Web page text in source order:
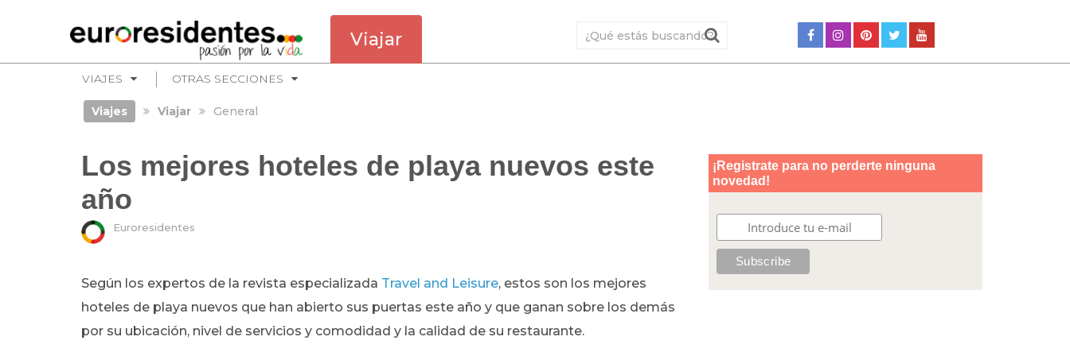
Viajar
VIAJES OTRAS SECCIONES
Viajes Viajar General
Los mejores hoteles de playa nuevos este
año
Euroresidentes
Según los expertos de la revista especializada Travel and Leisure, estos son los mejores
hoteles de playa nuevos que han abierto sus puertas este año y que ganan sobre los demás
por su ubicación, nivel de servicios y comodidad y la calidad de su restaurante.